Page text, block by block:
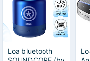
Loa bluetooth